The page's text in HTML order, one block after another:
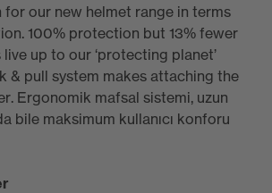
our new helmet range in terms
100% protection but 13% fewer
up to our ‘protecting planet’
& pull system makes attaching the
Ergonomik mafsal sistemi, uzun
bile maksimum kullanıcı konforu